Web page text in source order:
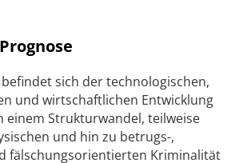
sich der technologischen,
und wirtschaftlichen Entwicklung
einem Strukturwandel, teilweise
und hin zu betrugs-,
fälschungsorientierten Kriminalität